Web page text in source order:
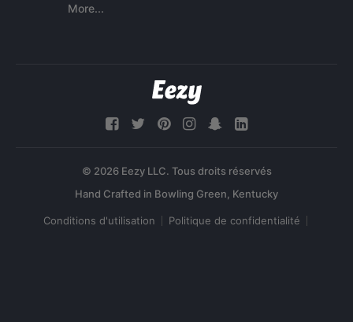
More...
© 2026 Eezy LLC. Tous droits réservés
Conditions d'utilisation Politique de confidentialité